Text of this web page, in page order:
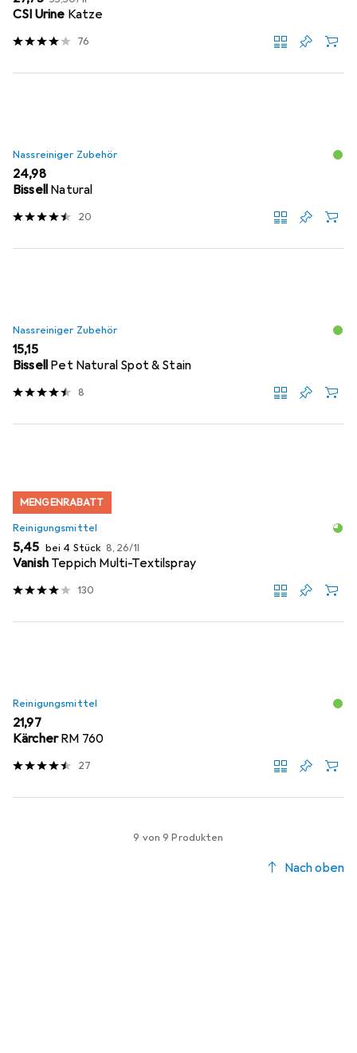
CSI Urine Katze
76
Nassreiniger Zubehör
EUR
24,98
Bissell Natural
20
Nassreiniger Zubehör
EUR
15,15
Bissell Pet Natural Spot & Stain
8
MENGENRABATT
Reinigungsmittel
EUR
5,45 bei 4 Stück EUR
8,26/1l
Vanish Teppich Multi-Textilspray
130
Reinigungsmittel
EUR
21,97
KärcherRM 760
27
9 von 9 Produkten
Nach oben